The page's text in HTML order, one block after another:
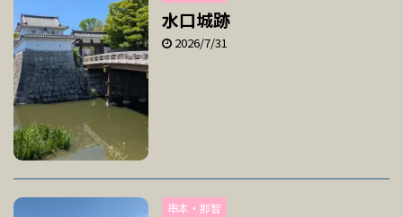
水口城跡
2026/7/31
串本・那智